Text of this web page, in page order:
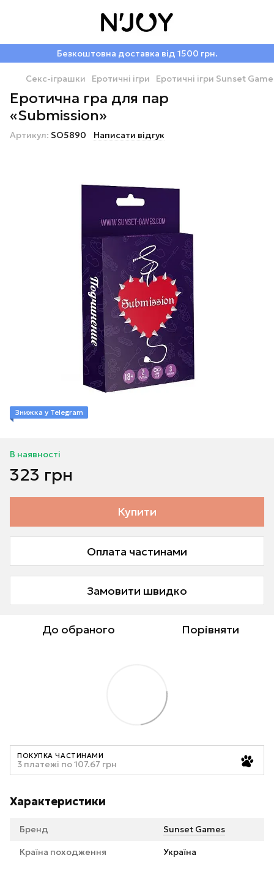
Безкоштовна доставка від 1500 грн.
Секс-іграшки Еротичні ігри Еротичні ігри Sunset
Еротична гра для пар
«Submission»
Артикул: SO5890 Написати відгук
Знижка у Telegram
В наявності
323 грн
Купити
Оплата частинами
Замовити швидко
До обраного Порівняти
ПОКУПКА ЧАСТИНАМИ
3 платежі по 107.67 грн
Характеристики
Бренд Sunset Games
Країна походження Україна